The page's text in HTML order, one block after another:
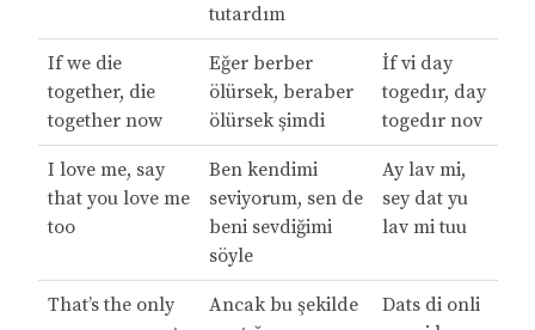
tutardım
If we die
together, die
together now
Eğer berber
ölürsek, beraber
ölürsek şimdi
İf vi day
togedır, day
togedır nov
I love me, say
that you love me
too
Ben kendimi
seviyorum, sen de
beni sevdiğimi
söyle
Ay lav mi,
sey dat yu
lav mi tuu
That’s the only
Ancak bu şekilde
Dats di onli